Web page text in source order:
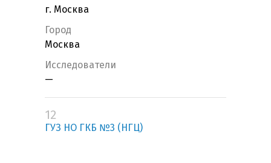
г. Москва
Город
Москва
Исследователи
—
12
ГУЗ НО ГКБ №3 (НГЦ)